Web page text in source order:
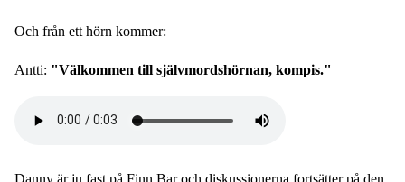
Och från ett hörn kommer:
Antti: "Välkommen till självmordshörnan, kompis."
Danny är ju fast på Finn Bar och diskussionerna fortsätter på den